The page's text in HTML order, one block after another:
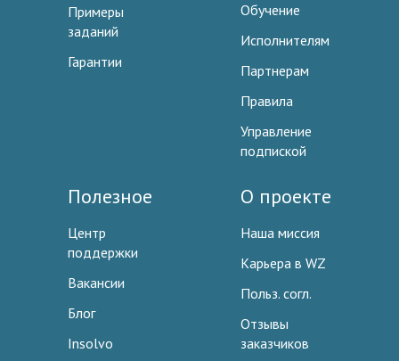
Примеры
заданий
Гарантии
Обучение
Исполнителям
Партнерам
Правила
Управление
подпиской
Полезное
Центр
поддержки
Вакансии
Блог
Insolvo
О проекте
Наша миссия
Карьера в WZ
Польз. согл.
Отзывы
заказчиков